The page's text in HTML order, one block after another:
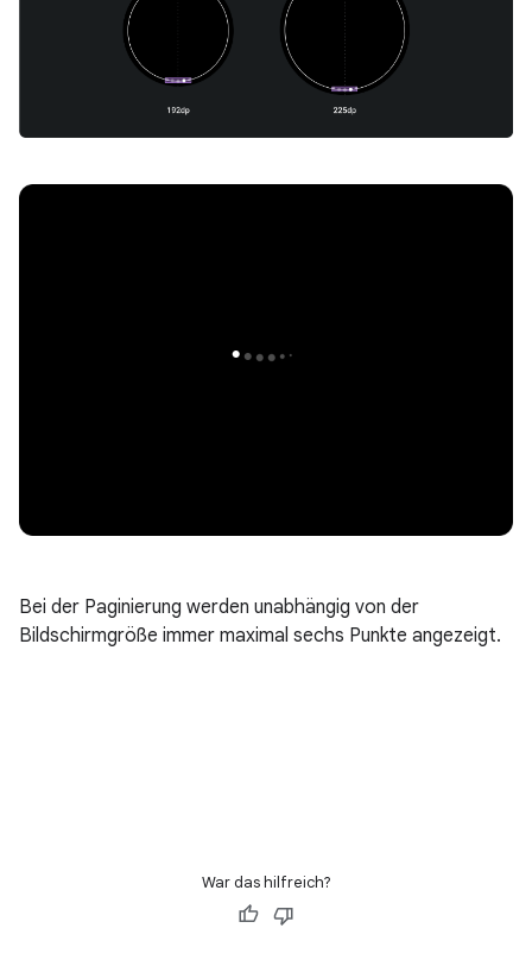
Bei der Paginierung werden unabhängig von der
Bildschirmgröße immer maximal sechs Punkte angezeigt.
War das hilfreich?